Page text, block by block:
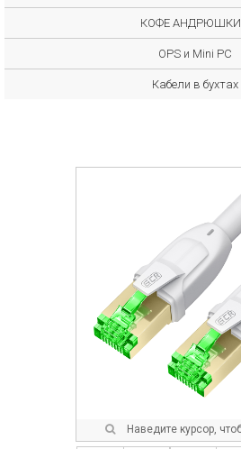
КОФЕ
OPS и Mini PC
Кабели в бухтах
Наведите курсор,